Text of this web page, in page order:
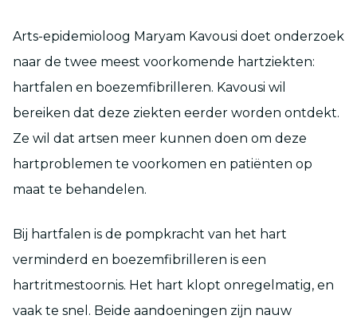
Arts-epidemioloog Maryam Kavousi doet onderzoek
naar de twee meest voorkomende hartziekten:
hartfalen en boezemfibrilleren. Kavousi wil
bereiken dat deze ziekten eerder worden ontdekt.
Ze wil dat artsen meer kunnen doen om deze
hartproblemen te voorkomen en patiënten op
maat te behandelen.
Bij hartfalen is de pompkracht van het hart
verminderd en boezemfibrilleren is een
hartritmestoornis. Het hart klopt onregelmatig, en
vaak te snel. Beide aandoeningen zijn nauw